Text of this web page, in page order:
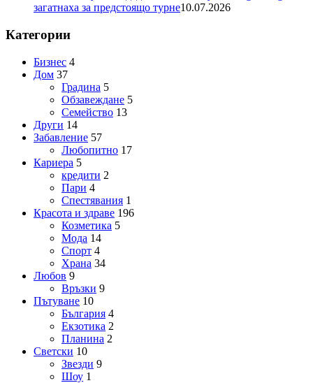
загатнаха за предстоящо турне10.07.2026
Категории
Бизнес 4
Дом 37
Градина 5
Обзавеждане 5
Семейство 13
Други 14
Забавление 57
Любопитно 17
Кариера 5
кредити 2
Пари 4
Спестявания 1
Красота и здраве 196
Козметика 5
Мода 14
Спорт 4
Храна 34
Любов 9
Връзки 9
Пътуване 10
България 4
Екзотика 2
Планина 2
Светски 10
Звезди 9
Шоу 1